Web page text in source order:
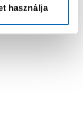
használja